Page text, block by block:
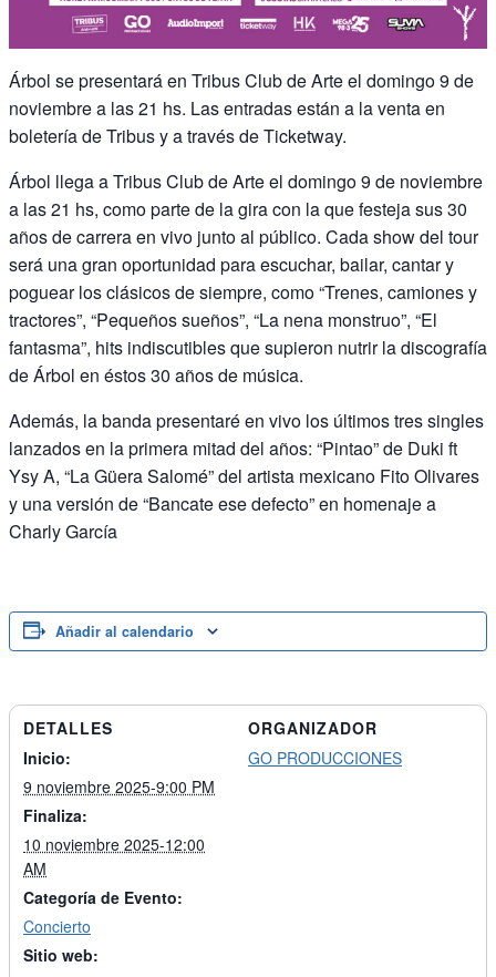
Árbol se presentará en Tribus Club de Arte el domingo 9 de
noviembre a las 21 hs. Las entradas están a la venta en
boletería de Tribus y a través de Ticketway.
Árbol llega a Tribus Club de Arte el domingo 9 de noviembre
a las 21 hs, como parte de la gira con la que festeja sus 30
años de carrera en vivo junto al público. Cada show del tour
será una gran oportunidad para escuchar, bailar, cantar y
poguear los clásicos de siempre, como “Trenes, camiones y
tractores”, “Pequeños sueños”, “La nena monstruo”, “El
fantasma”, hits indiscutibles que supieron nutrir la discografía
de Árbol en éstos 30 años de música.
Además, la banda presentaré en vivo los últimos tres singles
lanzados en la primera mitad del años: “Pintao” de Duki ft
Ysy A, “La Güera Salomé” del artista mexicano Fito Olivares
y una versión de “Bancate ese defecto” en homenaje a
Charly García
Añadir al calendario
DETALLES
Inicio:
9 noviembre 2025-9:00 PM
Finaliza:
10 noviembre 2025-12:00
AM
Categoría de Evento:
Concierto
Sitio web:
ORGANIZADOR
GO PRODUCCIONES